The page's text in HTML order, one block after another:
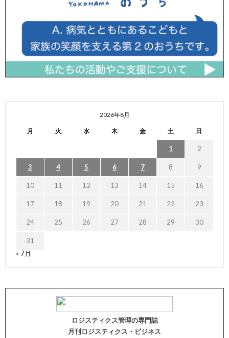
2026年8月
月 火 水 木 金 土 日
1 2
3 4 5 6 7 8 9
10 11 12 13 14 15 16
17 18 19 20 21 22 23
24 25 26 27 28 29 30
31
« 7月
ロジスティクス管理の専門誌
月刊ロジスティクス・ビジネス